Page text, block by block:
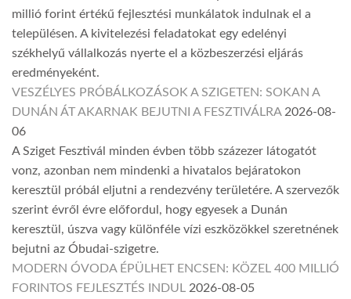
millió forint értékű fejlesztési munkálatok indulnak el a
településen. A kivitelezési feladatokat egy edelényi
székhelyű vállalkozás nyerte el a közbeszerzési eljárás
eredményeként.
VESZÉLYES PRÓBÁLKOZÁSOK A SZIGETEN: SOKAN A
DUNÁN ÁT AKARNAK BEJUTNI A FESZTIVÁLRA 2026-08-
06
A Sziget Fesztivál minden évben több százezer látogatót
vonz, azonban nem mindenki a hivatalos bejáratokon
keresztül próbál eljutni a rendezvény területére. A szervezők
szerint évről évre előfordul, hogy egyesek a Dunán
keresztül, úszva vagy különféle vízi eszközökkel szeretnének
bejutni az Óbudai-szigetre.
MODERN ÓVODA ÉPÜLHET ENCSEN: KÖZEL 400 MILLIÓ
FORINTOS FEJLESZTÉS INDUL 2026-08-05